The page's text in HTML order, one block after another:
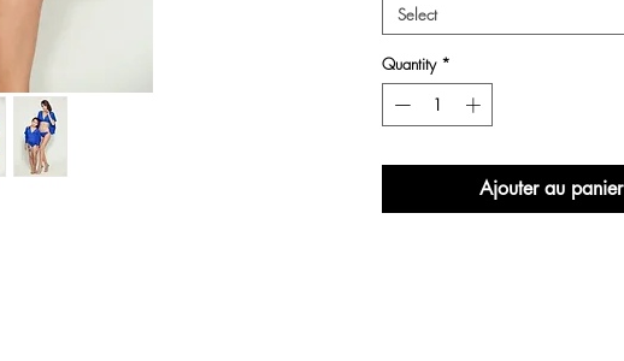
Select
Quantity *
Ajouter au panier